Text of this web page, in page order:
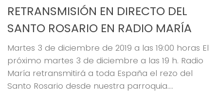
RETRANSMISIÓN EN DIRECTO DEL
SANTO ROSARIO EN RADIO MARÍA
Martes 3 de diciembre de 2019 a las 19:00 horas El
próximo martes 3 de diciembre a las 19 h. Radio
María retransmitirá a toda España el rezo del
Santo Rosario desde nuestra parroquia....